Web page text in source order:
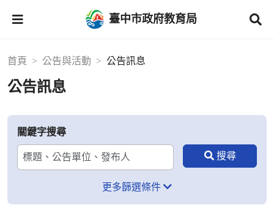
臺中市政府教育局
首頁 公告與活動 公告訊息
公告訊息
關鍵字搜尋
更多篩選條件